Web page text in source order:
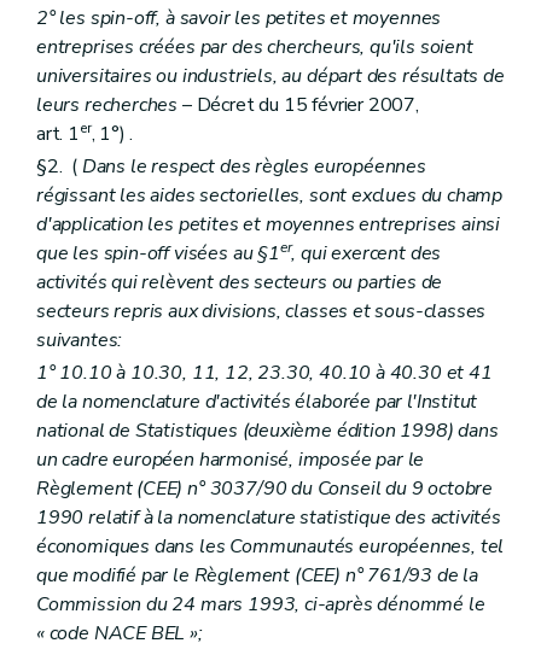
2° les spin-off, à savoir les petites et moyennes
entreprises créées par des chercheurs, qu'ils soient
universitaires ou industriels, au départ des résultats de
leurs recherches – Décret du 15 février 2007,
art. 1er, 1°) .
§2. (Dans le respect des règles européennes
régissant les aides sectorielles, sont exclues du champ
d'application les petites et moyennes entreprises ainsi
que les spin-off visées au §1er, qui exercent des
activités qui relèvent des secteurs ou parties de
secteurs repris aux divisions, classes et sous-classes
suivantes:
1° 10.10 à 10.30, 11, 12, 23.30, 40.10 à 40.30 et 41
de la nomenclature d'activités élaborée par l'Institut
national de Statistiques (deuxième édition 1998) dans
un cadre européen harmonisé, imposée par le
Règlement (CEE) n° 3037/90 du Conseil du 9 octobre
1990 relatif à la nomenclature statistique des activités
économiques dans les Communautés européennes, tel
que modifié par le Règlement (CEE) n° 761/93 de la
Commission du 24 mars 1993, ci-après dénommé le
« code NACE BEL »;